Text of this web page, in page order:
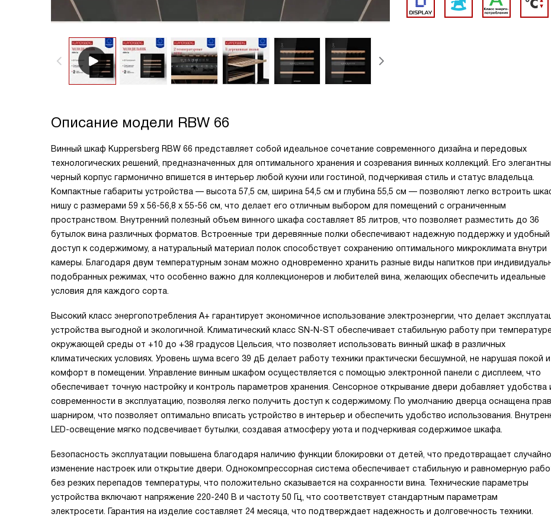
Описание модели RBW 66
Винный шкаф Kuppersberg RBW 66 представляет собой идеальное сочетание современного дизайна и передовых
технологических решений, предназначенных для оптимального хранения и созревания винных коллекций. Его
черный корпус гармонично впишется в интерьер любой кухни или гостиной, подчеркивая стиль и статус владельца.
Компактные габариты устройства — высота 57,5 см, ширина 54,5 см и глубина 55,5 см — позволяют легко встроить
нишу с размерами 59 х 56-56,8 х 55-56 см, что делает его отличным выбором для помещений с ограниченным
пространством. Внутренний полезный объем винного шкафа составляет 85 литров, что позволяет разместить до 36
бутылок вина различных форматов. Встроенные три деревянные полки обеспечивают надежную поддержку и удобный
доступ к содержимому, а натуральный материал полок способствует сохранению оптимального микроклимата внутри
камеры. Благодаря двум температурным зонам можно одновременно хранить разные виды напитков при
подобранных режимах, что особенно важно для коллекционеров и любителей вина, желающих обеспечить идеальные
условия для каждого сорта.
Высокий класс энергопотребления A+ гарантирует экономичное использование электроэнергии, что делает
устройства выгодной и экологичной. Климатический класс SN-N-ST обеспечивает стабильную работу при
окружающей среды от +10 до +38 градусов Цельсия, что позволяет использовать винный шкаф в различных
климатических условиях. Уровень шума всего 39 дБ делает работу техники практически бесшумной, не нарушая покой и
комфорт в помещении. Управление винным шкафом осуществляется с помощью электронной панели с дисплеем, что
обеспечивает точную настройку и контроль параметров хранения. Сенсорное открывание двери добавляет удобства
современности в эксплуатацию, позволяя легко получить доступ к содержимому. По умолчанию дверца оснащена
шарниром, что позволяет оптимально вписать устройство в интерьер и обеспечить удобство использования.
LED-освещение мягко подсвечивает бутылки, создавая атмосферу уюта и подчеркивая содержимое шкафа.
Безопасность эксплуатации повышена благодаря наличию функции блокировки от детей, что предотвращает
изменение настроек или открытие двери. Однокомпрессорная система обеспечивает стабильную и равномерную
без резких перепадов температуры, что положительно сказывается на сохранности вина. Технические параметры
устройства включают напряжение 220-240 В и частоту 50 Гц, что соответствует стандартным параметрам
электросети. Гарантия на изделие составляет 24 месяца, что подтверждает надежность и долговечность техники.